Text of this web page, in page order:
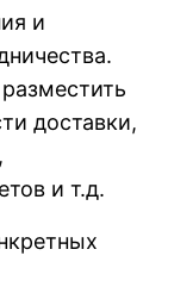
и
доставки,
и т.д.